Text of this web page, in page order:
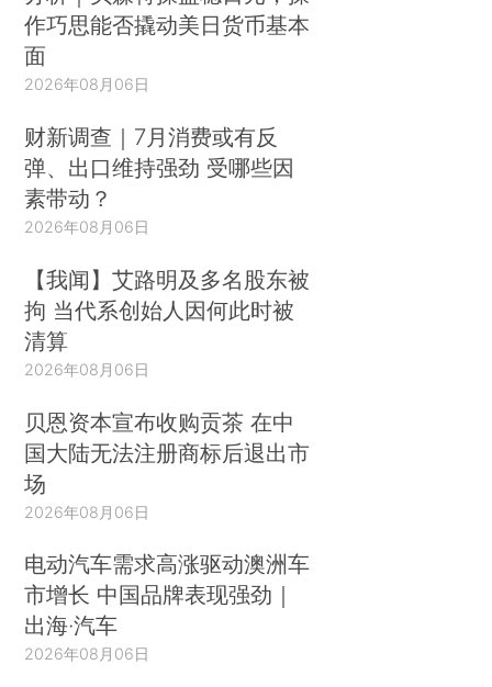
作巧思能否撬动美日货币基本
面
2026年08月06日
财新调查｜7月消费或有反
弹、出口维持强劲 受哪些因
素带动？
2026年08月06日
【我闻】艾路明及多名股东被
拘 当代系创始人因何此时被
清算
2026年08月06日
贝恩资本宣布收购贡茶 在中
国大陆无法注册商标后退出市
场
2026年08月06日
电动汽车需求高涨驱动澳洲车
市增长 中国品牌表现强劲｜
出海·汽车
2026年08月06日